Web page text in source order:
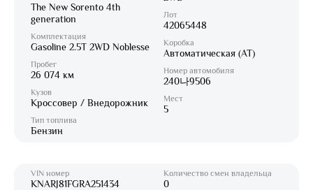
The New Sorento 4th
generation
Комплектация
Gasoline 2.5T 2WD Noblesse
Пробег
26 074 км
Кузов
Кроссовер / Внедорожник
Тип топлива
Бензин
Лот
42065448
Коробка
Автоматическая (AT)
Номер автомобиля
240나9506
Мест
5
VIN номер
KNARJ81FGRA251434
Количество смен владельца
0